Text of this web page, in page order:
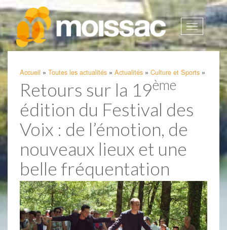
Afficher
la
Accueil » Toutes les actualités » Actualités » Culture et Sports »
Retours sur la 19ème
édition du Festival des
Voix : de l’émotion, de
nouveaux lieux et une
belle fréquentation